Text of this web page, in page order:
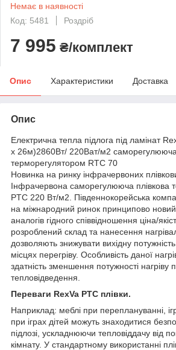
Немає в наявності
Код: 5481
Роздріб
7 995 ₴/комплект
Опис Характеристики Доставка
Опис
Електрична тепла підлога під ламінат
х 26м)2860Вт/ 220Ват/м2 саморегулююча
терморегулятором RTC 70
Новинка на ринку інфрачервоних
Інфрачервона саморегулююча плівкова
PTC 220 Вт/м2 . Південнокорейська
на міжнародний ринок принципово
аналогів гідного співвідношення ціна/
розроблений склад та нанесення
дозволяють знижувати вихідну
місцях перегріву. Особливість даної
здатність зменшення потужності нагріву
тепловідведення.
Переваги RexVa PTC плівки.
Наприклад: меблі при переплануванні,
при іграх дітей можуть знаходитися
підлозі, ускладнюючи тепловіддачу від
кімнату. У стандартному використанні